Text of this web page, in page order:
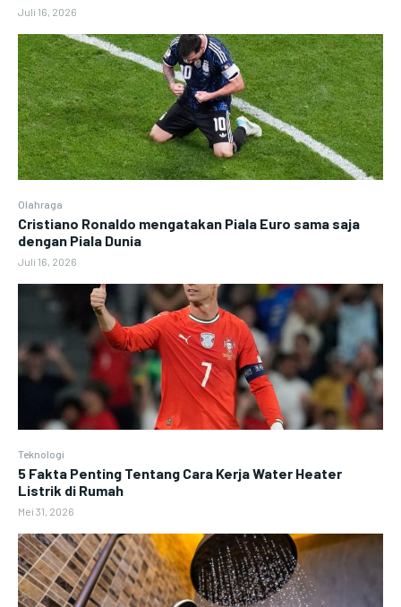
Juli 16, 2026
Olahraga
Cristiano Ronaldo mengatakan Piala Euro sama saja
dengan Piala Dunia
Juli 16, 2026
Teknologi
5 Fakta Penting Tentang Cara Kerja Water Heater
Listrik di Rumah
Mei 31, 2026